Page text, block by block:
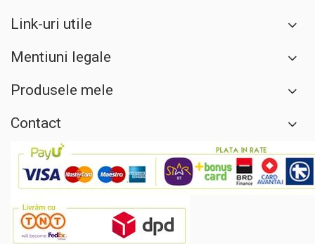
Link-uri utile
Mentiuni legale
Produsele mele
Contact